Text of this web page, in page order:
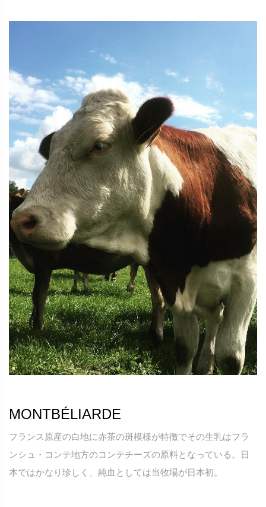
MONTBÉLIARDE
フランス原産の白地に赤茶の斑模様が特徴でその生乳はフラ
ンシュ・コンテ地方のコンテチーズの原料となっている。日
本ではかなり珍しく、純血としては当牧場が日本初。